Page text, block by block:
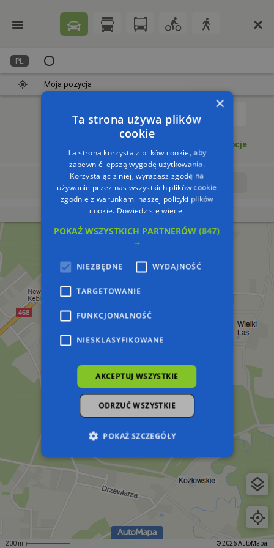
200 m © 2026 AutoMapa
PL
Moja pozycja
Opcje
Wyrusz teraz Wyrusz o:
×
Ta strona używa plików
cookie
Ta strona korzysta z plików cookie, aby
zapewnić lepszą wygodę użytkowania.
Korzystając z niej, wyrażasz zgodę na
używanie przez nas wszystkich plików cookie
zgodnie z warunkami naszej polityki plików
cookie. Dowiedz się więcej
POKAŻ WSZYSTKICH PARTNERÓW(847)
→
NIEZBĘDNE WYDAJNOŚĆ
TARGETOWANIE
FUNKCJONALNOŚĆ
NIESKLASYFIKOWANE
AKCEPTUJ WSZYSTKIE
ODRZUĆ WSZYSTKIE
POKAŻ SZCZEGÓŁY
Niezbędne
Targetowanie
Niezbędne pliki cookie umożliwiają korzystanie z
podstawowych funkcji strony internetowej,
takich jak logowanie użytkownika i zarządzanie